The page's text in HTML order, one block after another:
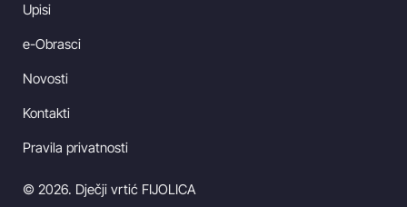
Upisi
e-Obrasci
Novosti
Kontakti
Pravila privatnosti
© 2026. Dječji vrtić FIJOLICA